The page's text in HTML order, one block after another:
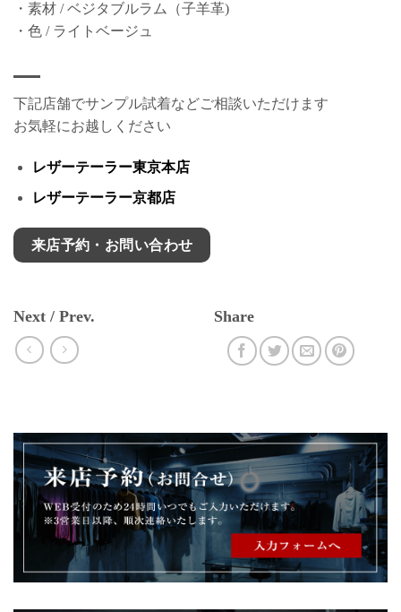
・素材 / ベジタブルラム（子羊革)
・色 / ライトベージュ
下記店舗でサンプル試着などご相談いただけます
お気軽にお越しください
レザーテーラー東京本店
レザーテーラー京都店
来店予約・お問い合わせ
Next / Prev. Share